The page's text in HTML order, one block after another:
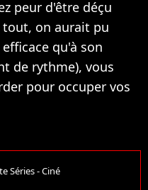
peur d'être déçu
on aurait pu
qu'à son
de rythme), vous
pour occuper vos
Séries - Ciné